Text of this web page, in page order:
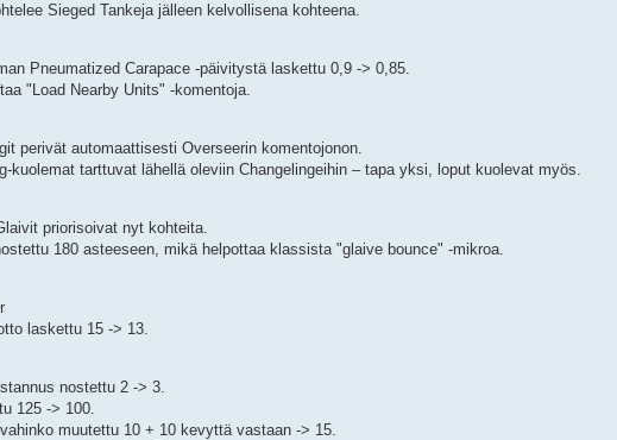
Sieged Tankeja jälleen kelvollisena kohteena.
Pneumatized Carapace -päivitystä laskettu 0,9 -> 0,85.
"Load Nearby Units" -komentoja.
perivät automaattisesti Overseerin komentojonon.
kuolemat tarttuvat lähellä oleviin Changelingeihin – tapa yksi, loput kuolevat myös.
priorisoivat nyt kohteita.
180 asteeseen, mikä helpottaa klassista "glaive bounce" -mikroa.
laskettu 15 -> 13.
nostettu 2 -> 3.
125 -> 100.
muutettu 10 + 10 kevyttä vastaan -> 15.